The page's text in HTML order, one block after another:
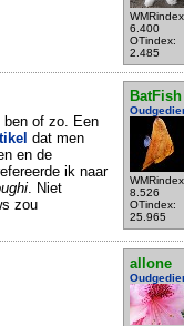
6.400
OTindex:
2.485
BatFish
8.526
OTindex:
25.965
ben of zo. Een
dat men
en de
ik naar
. Niet
zou
allone